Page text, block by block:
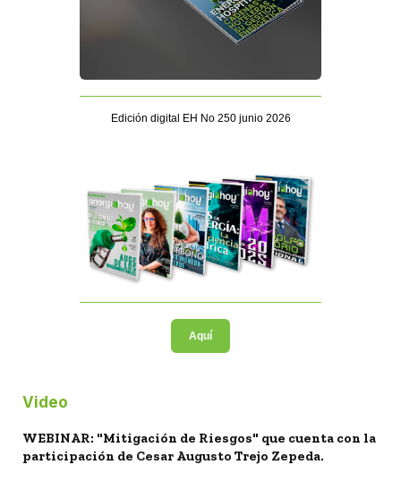
Edición digital EH No 250 junio 2026
Aquí
Video
WEBINAR: "Mitigación de Riesgos" que cuenta con la
participación de Cesar Augusto Trejo Zepeda.